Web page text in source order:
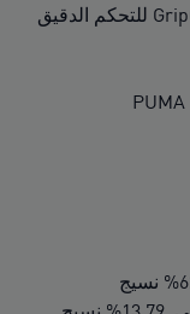
غلاف مصنوع بتقنية GripControl للتحكم الدقيق